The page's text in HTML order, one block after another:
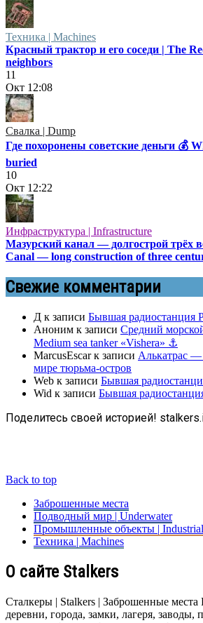
Техника | Machines
Красный трактор и его соседи | The
neighbors
11
Окт 12:08
Свалка | Dump
Где похоронены советские деньги 💰
buried
10
Окт 12:22
Инфраструктура | Infrastructure
Мазурский канал — долгострой трёх
Canal — long construction of three
Свежие комментарии
Д к записи Бывшая радиостанция
Аноним к записи Средний
Medium sea tanker «Vishera» ⚓
MarcusEscarк записи Алькатрас —
мире тюрьма-остров
Web к записи Бывшая
Wid к записи Бывшая
Поделитесь своей историей!
Back to top
Заброшенные места
Подводный мир | Underwater
Промышленные объекты | Industrial
Техника | Machines
О сайте Stalkers
Сталкеры | Stalkers | Заброшенные
деревни, города, замки, лагеря,